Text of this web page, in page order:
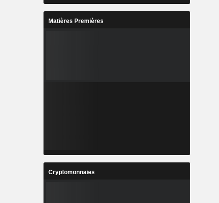
Matières Premières
Cryptomonnaies